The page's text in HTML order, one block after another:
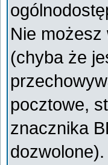
Nie
(chyba że
pocztowe,
znacznika
dozwolone).